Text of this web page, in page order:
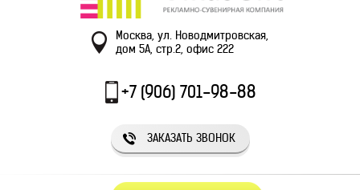
Москва, ул. Новодмитровская,
дом 5А, стр.2, офис 222
+7 (906) 701-98-88
ЗАКАЗАТЬ ЗВОНОК